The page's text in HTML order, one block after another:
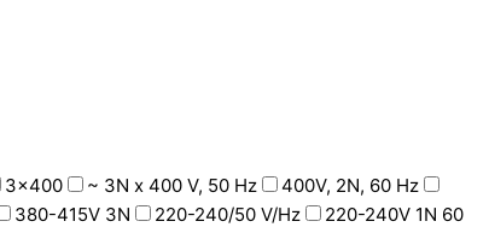
3x400 ~ 3N x 400 V, 50 Hz
400V, 2N, 60 Hz
380-415V 3N 220-240/50 V/Hz
220-240V 1N 60